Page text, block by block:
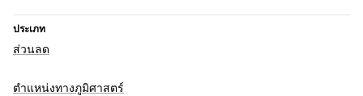
ประเภท
ส่วนลด
ตำแหน่งทางภูมิศาสตร์